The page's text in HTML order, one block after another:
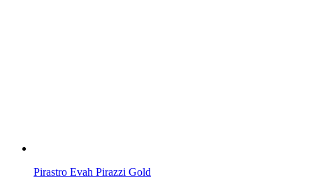
Pirastro Evah Pirazzi Gold